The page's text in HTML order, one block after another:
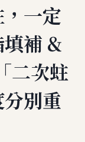
一定
補 &
二次蛀
別重